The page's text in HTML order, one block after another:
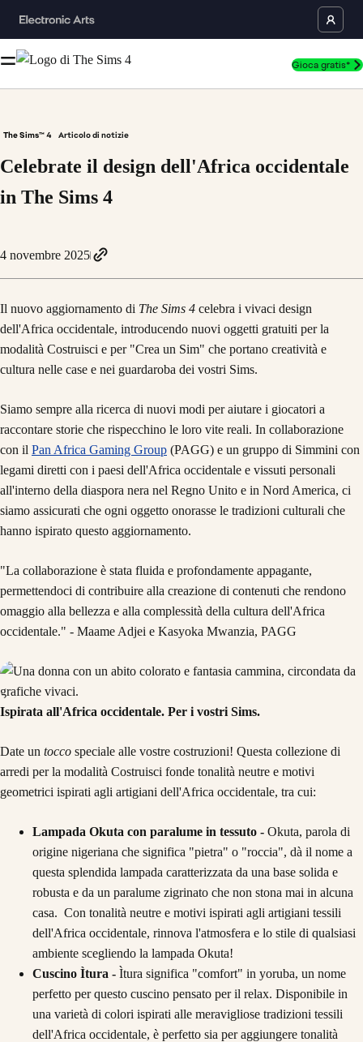
Gioca gratis*
The Sims™ 4 Articolo di notizie
Celebrate il design dell'Africa occidentale
in The Sims 4
4 novembre 2025
Il nuovo aggiornamento di The Sims 4 celebra i vivaci design
dell'Africa occidentale, introducendo nuovi oggetti gratuiti per la
modalità Costruisci e per "Crea un Sim" che portano creatività e
cultura nelle case e nei guardaroba dei vostri Sims.
Siamo sempre alla ricerca di nuovi modi per aiutare i giocatori a
raccontare storie che rispecchino le loro vite reali. In collaborazione
con il Pan Africa Gaming Group (PAGG) e un gruppo di Simmini con
legami diretti con i paesi dell'Africa occidentale e vissuti personali
all'interno della diaspora nera nel Regno Unito e in Nord America, ci
siamo assicurati che ogni oggetto onorasse le tradizioni culturali che
hanno ispirato questo aggiornamento.
"La collaborazione è stata fluida e profondamente appagante,
permettendoci di contribuire alla creazione di contenuti che rendono
omaggio alla bellezza e alla complessità della cultura dell'Africa
occidentale." - Maame Adjei e Kasyoka Mwanzia, PAGG
Ispirata all'Africa occidentale. Per i vostri Sims.
Date un tocco speciale alle vostre costruzioni! Questa collezione di
arredi per la modalità Costruisci fonde tonalità neutre e motivi
geometrici ispirati agli artigiani dell'Africa occidentale, tra cui:
Lampada Okuta con paralume in tessuto - Okuta, parola di
origine nigeriana che significa "pietra" o "roccia", dà il nome a
questa splendida lampada caratterizzata da una base solida e
robusta e da un paralume zigrinato che non stona mai in alcuna
casa. Con tonalità neutre e motivi ispirati agli artigiani tessili
dell'Africa occidentale, rinnova l'atmosfera e lo stile di qualsiasi
ambiente scegliendo la lampada Okuta!
Cuscino Ìtura - Ìtura significa "comfort" in yoruba, un nome
perfetto per questo cuscino pensato per il relax. Disponibile in
una varietà di colori ispirati alle meravigliose tradizioni tessili
dell'Africa occidentale, è perfetto sia per aggiungere tonalità